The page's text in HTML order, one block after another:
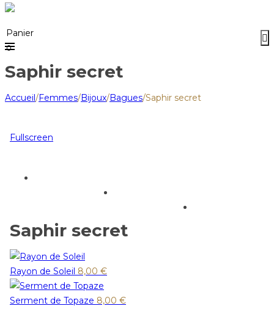
Panier
0
Saphir secret
Accueil/Femmes/Bijoux/Bagues/Saphir secret
Fullscreen
Saphir secret
Rayon de Soleil 8,00 €
Serment de Topaze 8,00 €